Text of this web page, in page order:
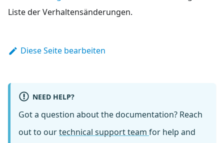
Liste der Verhaltensänderungen.
Diese Seite bearbeiten
NEED HELP?
Got a question about the documentation? Reach
out to ourtechnical support team for help and